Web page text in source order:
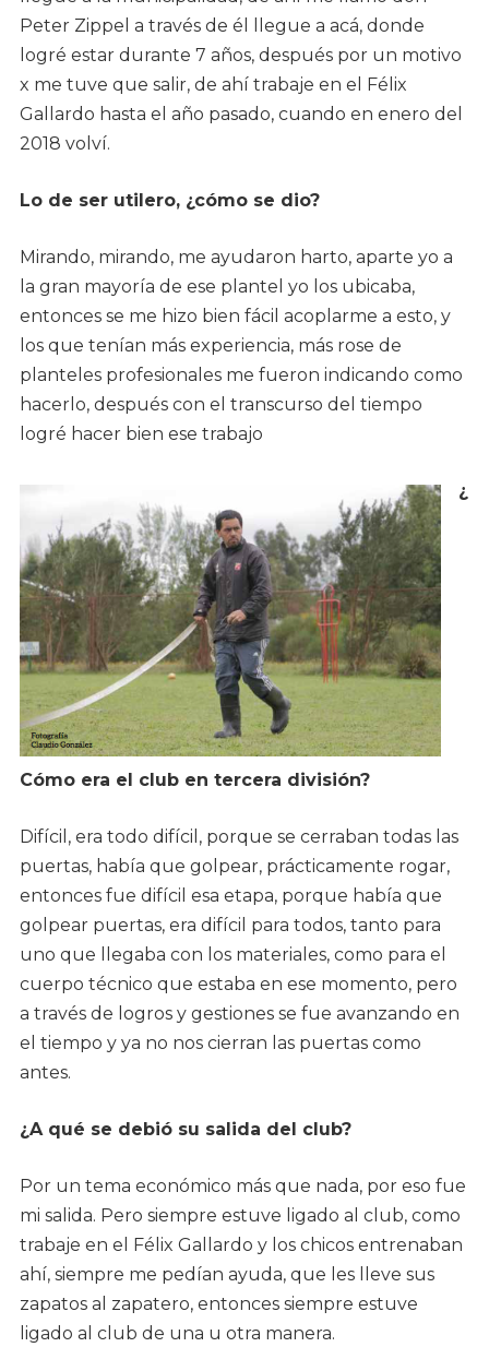
Peter Zippel a través de él llegue a acá, donde
logré estar durante 7 años, después por un motivo
x me tuve que salir, de ahí trabaje en el Félix
Gallardo hasta el año pasado, cuando en enero del
2018 volví.
Lo de ser utilero, ¿cómo se dio?
Mirando, mirando, me ayudaron harto, aparte yo a
la gran mayoría de ese plantel yo los ubicaba,
entonces se me hizo bien fácil acoplarme a esto, y
los que tenían más experiencia, más rose de
planteles profesionales me fueron indicando como
hacerlo, después con el transcurso del tiempo
logré hacer bien ese trabajo
¿
Cómo era el club en tercera división?
Difícil, era todo difícil, porque se cerraban todas las
puertas, había que golpear, prácticamente rogar,
entonces fue difícil esa etapa, porque había que
golpear puertas, era difícil para todos, tanto para
uno que llegaba con los materiales, como para el
cuerpo técnico que estaba en ese momento, pero
a través de logros y gestiones se fue avanzando en
el tiempo y ya no nos cierran las puertas como
antes.
¿A qué se debió su salida del club?
Por un tema económico más que nada, por eso fue
mi salida. Pero siempre estuve ligado al club, como
trabaje en el Félix Gallardo y los chicos entrenaban
ahí, siempre me pedían ayuda, que les lleve sus
zapatos al zapatero, entonces siempre estuve
ligado al club de una u otra manera.